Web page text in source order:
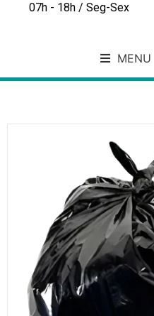
07h - 18h / Seg-Sex
MENU